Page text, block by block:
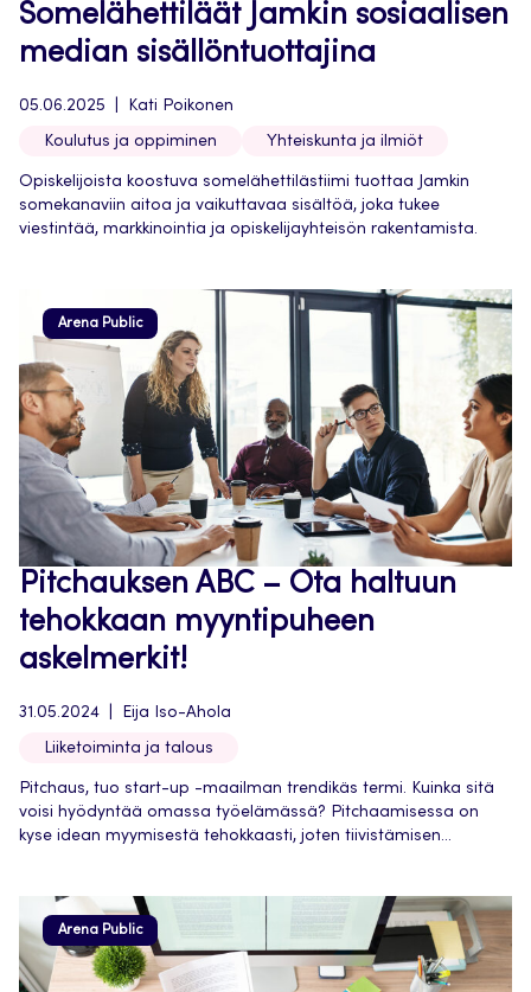
Somelähettiläät Jamkin sosiaalisen
median sisällöntuottajina
05.06.2025 Kati Poikonen
Koulutus ja oppiminen Yhteiskunta ja ilmiöt
Opiskelijoista koostuva somelähettilästiimi tuottaa Jamkin
somekanaviin aitoa ja vaikuttavaa sisältöä, joka tukee
viestintää, markkinointia ja opiskelijayhteisön rakentamista.
Arena Public
Pitchauksen ABC – Ota haltuun
tehokkaan myyntipuheen
askelmerkit!
31.05.2024 Eija Iso-Ahola
Liiketoiminta ja talous
Pitchaus, tuo start-up -maailman trendikäs termi. Kuinka sitä
voisi hyödyntää omassa työelämässä? Pitchaamisessa on
kyse idean myymisestä tehokkaasti, joten tiivistämisen...
Arena Public